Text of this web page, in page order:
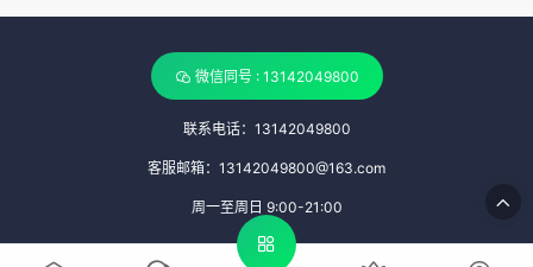
微信同号 : 13142049800
联系电话：13142049800
客服邮箱：13142049800@163.com
周一至周日 9:00-21:00